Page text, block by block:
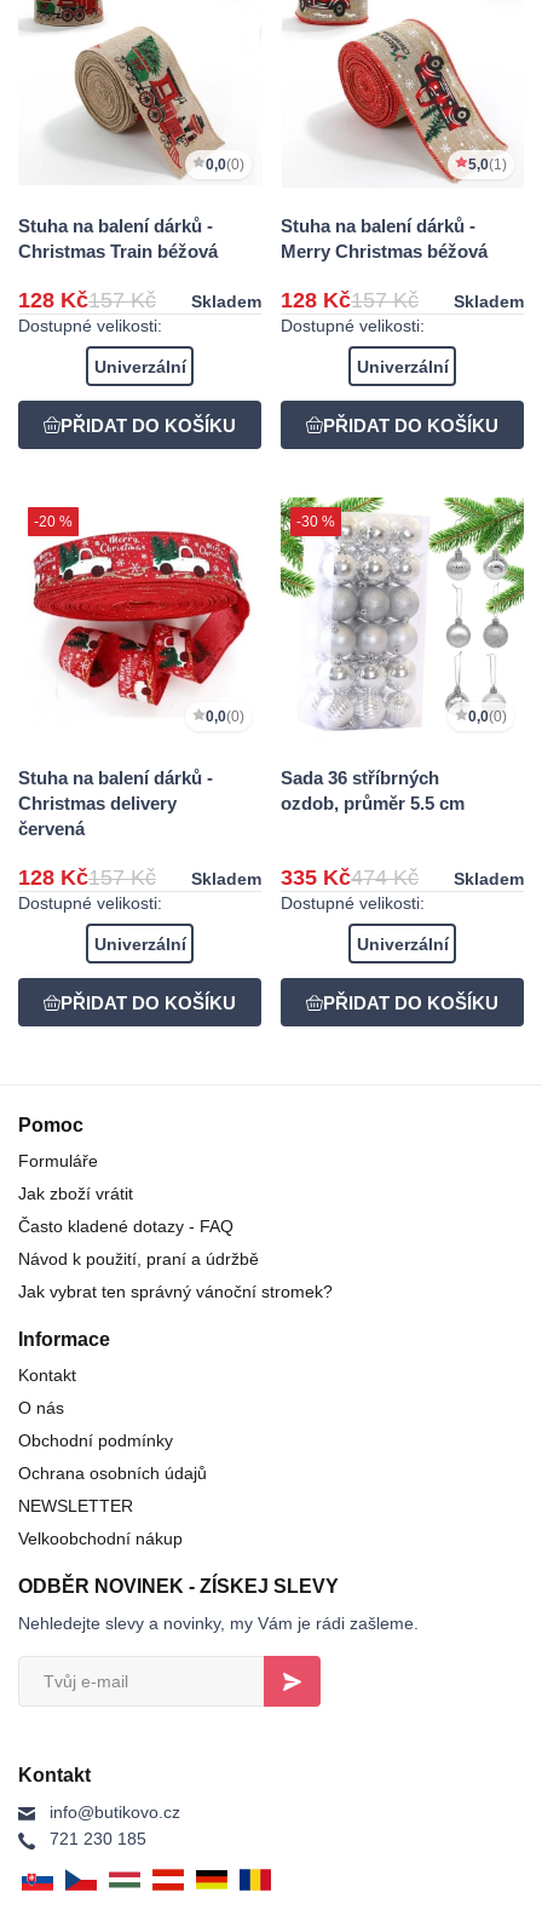
0,0(0)
Stuha na balení dárků -
Christmas Train béžová
128 Kč157 Kč
Skladem
Dostupné velikosti:
Univerzální
5,0(1)
Stuha na balení dárků -
Merry Christmas béžová
128 Kč157 Kč
Skladem
Dostupné velikosti:
Univerzální
-20 %
0,0(0)
Stuha na balení dárků -
Christmas delivery
červená
128 Kč157 Kč
Skladem
Dostupné velikosti:
Univerzální
-30 %
0,0(0)
Sada 36 stříbrných
ozdob, průměr 5.5 cm
335 Kč474 Kč
Skladem
Dostupné velikosti:
Univerzální
Pomoc
Formuláře
Jak zboží vrátit
Často kladené dotazy - FAQ
Návod k použití, praní a údržbě
Jak vybrat ten správný vánoční stromek?
Informace
Kontakt
O nás
Obchodní podmínky
Ochrana osobních údajů
NEWSLETTER
Velkoobchodní nákup
ODBĚR NOVINEK - ZÍSKEJ SLEVY
Nehledejte slevy a novinky, my Vám je rádi zašleme.
Kontakt
info@butikovo.cz
721 230 185